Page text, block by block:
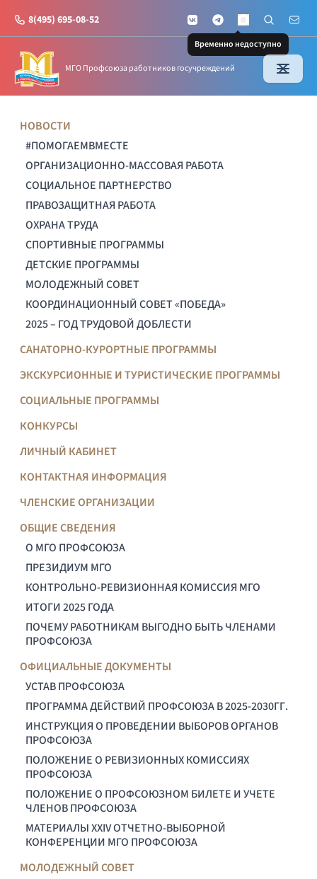
8(495) 695-08-52 VKontakteTelegramMAX
Временно недоступно
Поиск по
Почта
МГО Профсоюза работников госучреждений
НОВОСТИ
#ПОМОГАЕМВМЕСТЕ
ОРГАНИЗАЦИОННО-МАССОВАЯ РАБОТА
СОЦИАЛЬНОЕ ПАРТНЕРСТВО
ПРАВОЗАЩИТНАЯ РАБОТА
ОХРАНА ТРУДА
СПОРТИВНЫЕ ПРОГРАММЫ
ДЕТСКИЕ ПРОГРАММЫ
МОЛОДЕЖНЫЙ СОВЕТ
КООРДИНАЦИОННЫЙ СОВЕТ «ПОБЕДА»
2025 – ГОД ТРУДОВОЙ ДОБЛЕСТИ
САНАТОРНО-КУРОРТНЫЕ ПРОГРАММЫ
ЭКСКУРСИОННЫЕ И ТУРИСТИЧЕСКИЕ ПРОГРАММЫ
СОЦИАЛЬНЫЕ ПРОГРАММЫ
КОНКУРСЫ
ЛИЧНЫЙ КАБИНЕТ
КОНТАКТНАЯ ИНФОРМАЦИЯ
ЧЛЕНСКИЕ ОРГАНИЗАЦИИ
ОБЩИЕ СВЕДЕНИЯ
О МГО ПРОФСОЮЗА
ПРЕЗИДИУМ МГО
КОНТРОЛЬНО-РЕВИЗИОННАЯ КОМИССИЯ МГО
ИТОГИ 2025 ГОДА
ПОЧЕМУ РАБОТНИКАМ ВЫГОДНО БЫТЬ ЧЛЕНАМИ
ПРОФСОЮЗА
ОФИЦИАЛЬНЫЕ ДОКУМЕНТЫ
УСТАВ ПРОФСОЮЗА
ПРОГРАММА ДЕЙСТВИЙ ПРОФСОЮЗА В 2025-2030ГГ.
ИНСТРУКЦИЯ О ПРОВЕДЕНИИ ВЫБОРОВ ОРГАНОВ
ПРОФСОЮЗА
ПОЛОЖЕНИЕ О РЕВИЗИОННЫХ КОМИССИЯХ
ПРОФСОЮЗА
ПОЛОЖЕНИЕ О ПРОФСОЮЗНОМ БИЛЕТЕ И УЧЕТЕ
ЧЛЕНОВ ПРОФСОЮЗА
МАТЕРИАЛЫ XXIV ОТЧЕТНО-ВЫБОРНОЙ
КОНФЕРЕНЦИИ МГО ПРОФСОЮЗА
МОЛОДЕЖНЫЙ СОВЕТ